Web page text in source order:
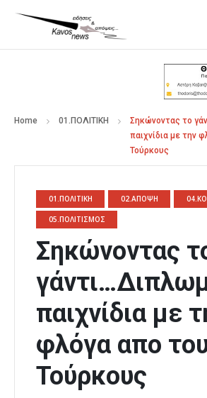
Home 01.ΠΟΛΙΤΙΚΗ
Σηκώνοντας το
παιχνίδια με την
Τούρκους
01.ΠΟΛΙΤΙΚΗ 02.ΑΠΟΨΗ
05.ΠΟΛΙΤΙΣΜΟΣ
Σηκώνοντας
παιχνίδια με
φλόγα απο
Τούρκους